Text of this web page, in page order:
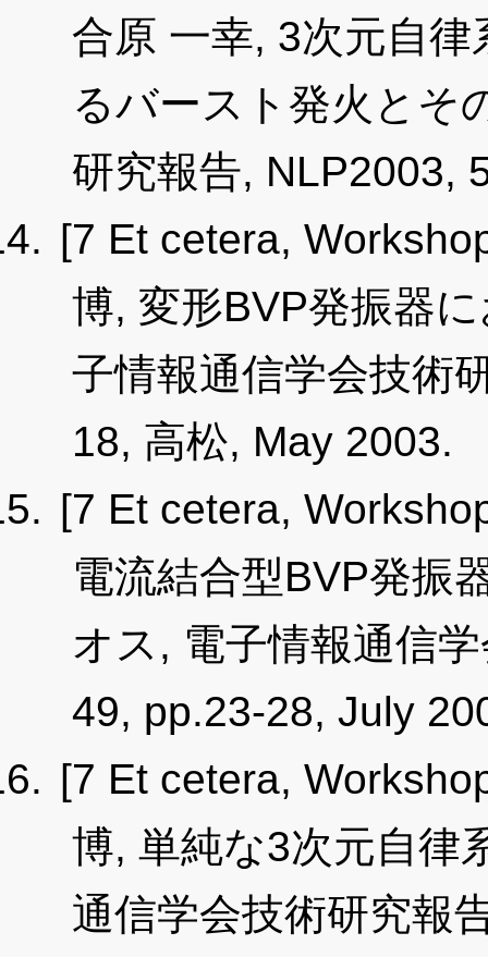
合原 一幸, 3次元自
るバースト発火とそ
研究報告, NLP2003,
[7 Et cetera,
博, 変形BVP発振器
子情報通信学会技術
18, 高松, May 2003.
[7 Et cetera,
電流結合型BVP発振
オス, 電子情報通信
49, pp.23-28, July
[7 Et cetera,
博, 単純な3次元自律
通信学会技術研究報